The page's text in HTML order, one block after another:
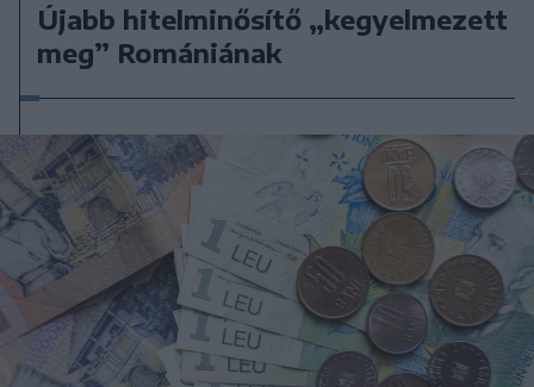
Újabb hitelminősítő „kegyelmezett
meg” Romániának